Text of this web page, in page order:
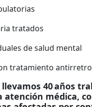
tratados
de salud mental
tratamiento
40 años
atención médica,